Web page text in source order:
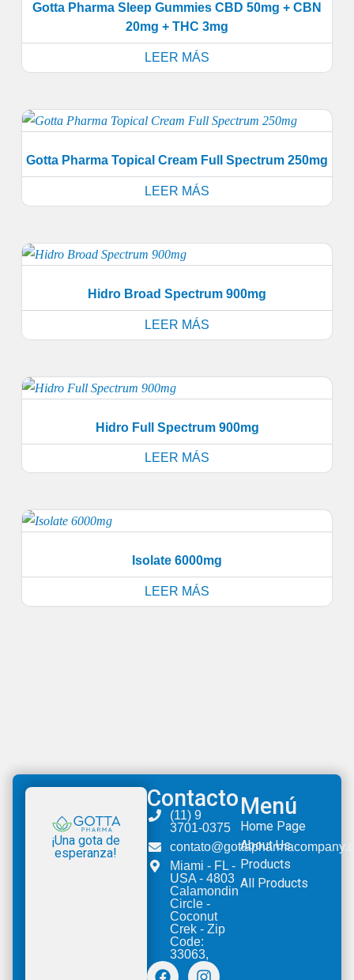
Gotta Pharma Sleep Gummies CBD 50mg + CBN
20mg + THC 3mg
LEER MÁS
Gotta Pharma Topical Cream Full Spectrum 250mg
LEER MÁS
Hidro Broad Spectrum 900mg
LEER MÁS
Hidro Full Spectrum 900mg
LEER MÁS
Isolate 6000mg
LEER MÁS
¡Una gota de
esperanza!
Contacto
(11) 9
3701-0375
Miami - FL -
USA - 4803
Calamondin
Circle -
Coconut
Crek - Zip
Code:
33063,
Menú
Home Page
About Us
Products
All Products